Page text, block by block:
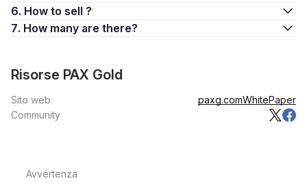
6. How to sell ?
7. How many are there?
Risorse PAX Gold
Sito web paxg.comWhitePaper
Community
Avvertenza